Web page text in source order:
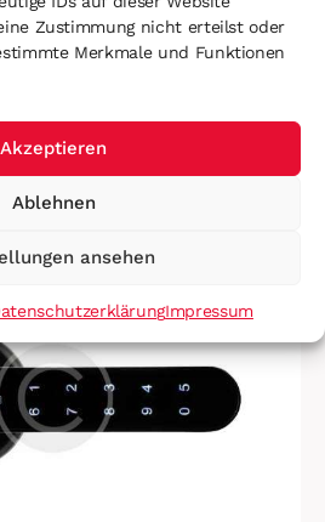
Zustimmung nicht erteilst oder
Merkmale und Funktionen
Akzeptieren
Ablehnen
ansehen
Impressum